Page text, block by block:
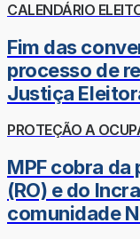
CALENDÁRIO
Fim das
processo de
Justiça
PROTEÇÃO A
MPF cobra
(RO) e do
comunidade